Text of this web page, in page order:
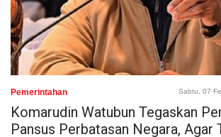
Pemerintahan Sabtu, 07
Komarudin Watubun Tegaskan
Pansus Perbatasan Negara, Agar